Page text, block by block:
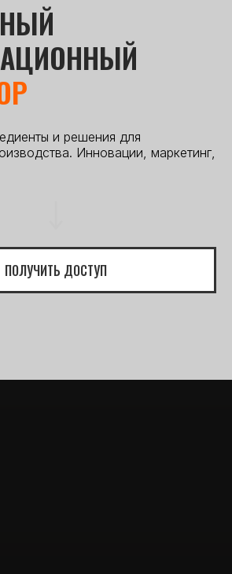
и решения для
Инновации, маркетинг,
ПОЛУЧИТЬ ДОСТУП